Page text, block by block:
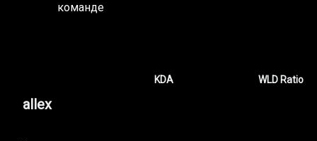
allex
команде
KDA WLD Ratio